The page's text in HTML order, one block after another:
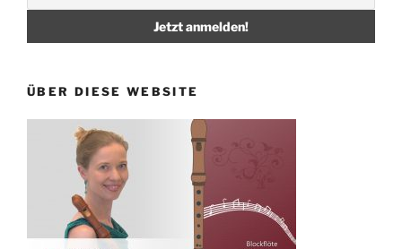
ÜBER DIESE WEBSITE